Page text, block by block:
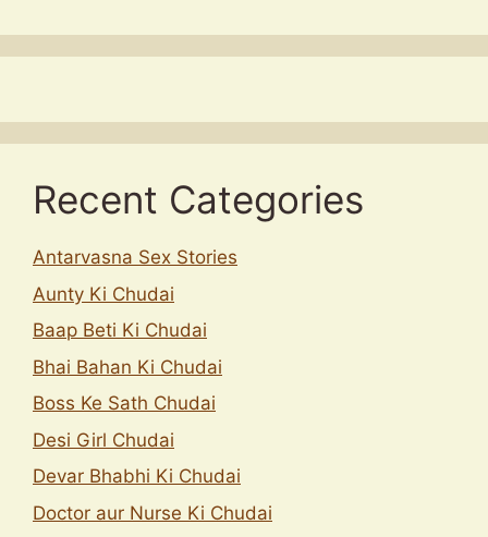
Recent Categories
Antarvasna Sex Stories
Aunty Ki Chudai
Baap Beti Ki Chudai
Bhai Bahan Ki Chudai
Boss Ke Sath Chudai
Desi Girl Chudai
Devar Bhabhi Ki Chudai
Doctor aur Nurse Ki Chudai